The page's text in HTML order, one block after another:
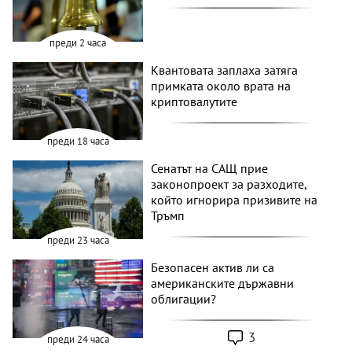
преди 2 часа
преди 18 часа
Квантовата заплаха затяга
примката около врата на
криптовалутите
преди 23 часа
Сенатът на САЩ прие
законопроект за разходите,
който игнорира призивите на
Тръмп
преди 24 часа
Безопасен актив ли са
американските държавни
облигации?
3